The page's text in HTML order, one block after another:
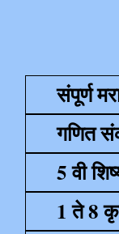
संपूर्ण
गणित
5 वी
1 ते 8